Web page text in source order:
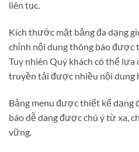
liên tục.
Kích thước mặt bảng đa dạng
chỉnh nội dung thông báo được
Tuy nhiên Quý khách có thể
truyền tải được nhiều nội dung
Bảng menu được thiết kế dạng
báo dễ dang được chú ý từ xa,
vững.